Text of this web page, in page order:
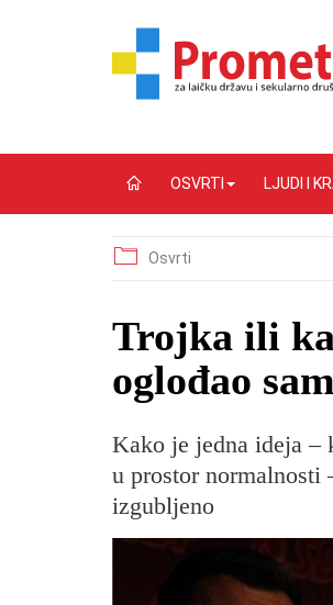
OSVRTI LJUDI I
Osvrti
​Trojka ili
oglođao
Kako je jedna ideja –
u prostor normalnosti
izgubljeno